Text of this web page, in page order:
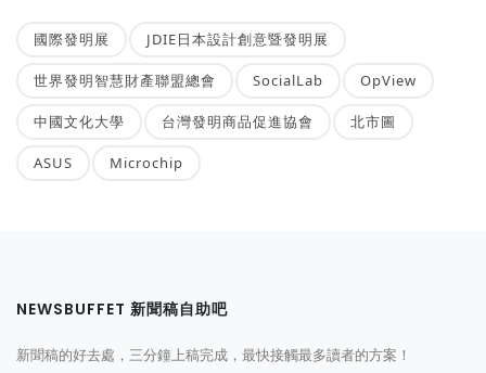
國際發明展 JDIE日本設計創意暨發明展
世界發明智慧財產聯盟總會 SocialLab OpView
中國文化大學 台灣發明商品促進協會 北市圖
ASUS Microchip
NEWSBUFFET 新聞稿自助吧
新聞稿的好去處，三分鐘上稿完成，最快接觸最多讀者的方案！